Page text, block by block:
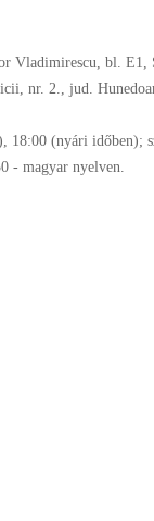
Vladimirescu, bl. E1,
nr. 2., jud.
18:00 (nyári időben);
- magyar nyelven.